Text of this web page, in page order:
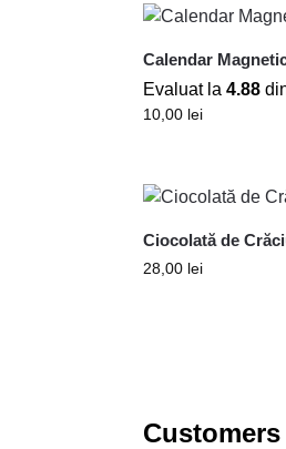
Calendar
Evaluat la 4.88
10,00 lei
Ciocolată de
28,00 lei